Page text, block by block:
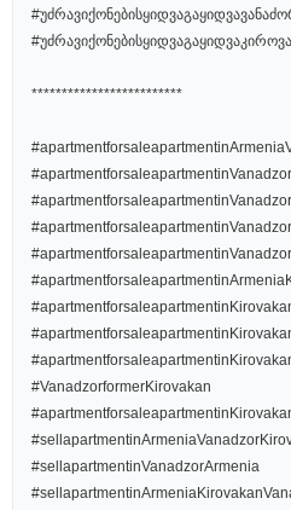
*************************
#VanadzorformerKirovakan
#sellapartmentinVanadzorArmenia